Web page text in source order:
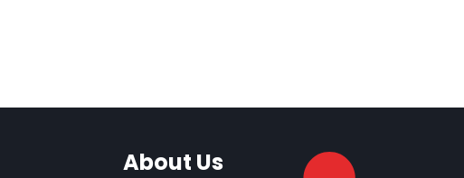
About Us